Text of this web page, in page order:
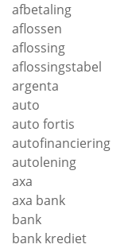
afbetaling
aflossen
aflossing
aflossingstabel
argenta
auto
auto fortis
autofinanciering
autolening
axa
axa bank
bank
bank krediet